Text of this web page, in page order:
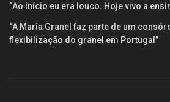
“Ao início eu era louco. Hoje vivo a
“A Maria Granel faz parte de um
flexibilização do granel em Portugal”